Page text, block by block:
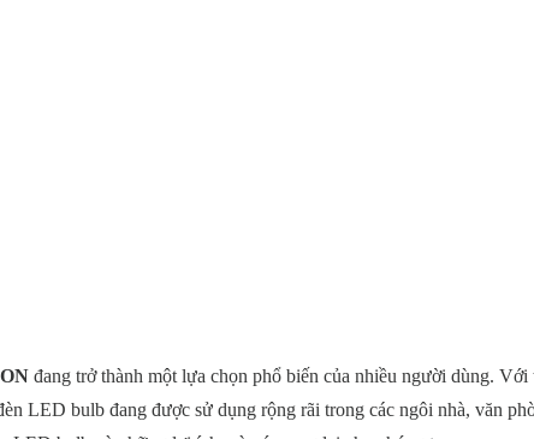
đang trở thành một lựa chọn phổ biến của nhiều người dùng. Với
LED bulb đang được sử dụng rộng rãi trong các ngôi nhà, văn